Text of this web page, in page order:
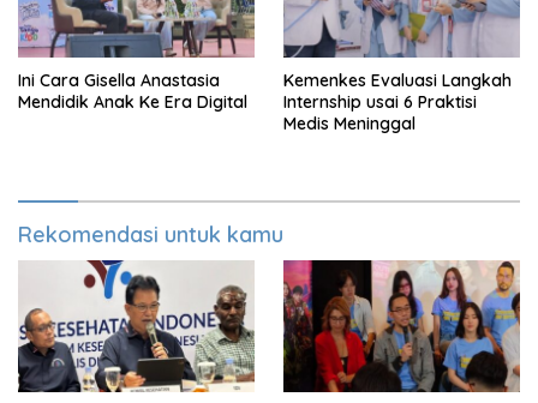
Ini Cara Gisella Anastasia
Mendidik Anak Ke Era Digital
Kemenkes Evaluasi Langkah
Internship usai 6 Praktisi
Medis Meninggal
Rekomendasi untuk kamu